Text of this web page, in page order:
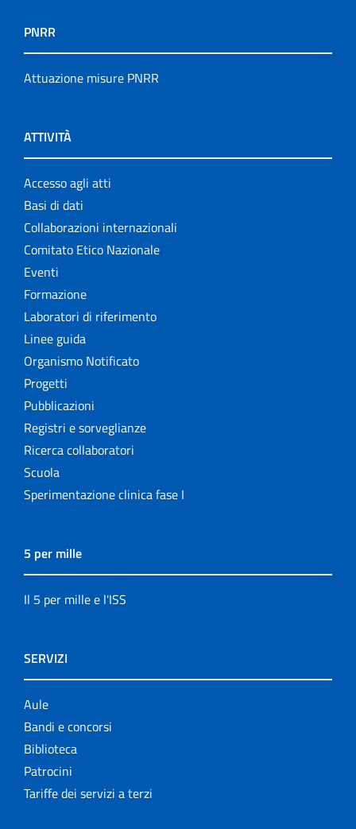
PNRR
Attuazione misure PNRR
ATTIVITÀ
Accesso agli atti
Basi di dati
Collaborazioni internazionali
Comitato Etico Nazionale
Eventi
Formazione
Laboratori di riferimento
Linee guida
Organismo Notificato
Progetti
Pubblicazioni
Registri e sorveglianze
Ricerca collaboratori
Scuola
Sperimentazione clinica fase I
5 per mille
Il 5 per mille e l'ISS
SERVIZI
Aule
Bandi e concorsi
Biblioteca
Patrocini
Tariffe dei servizi a terzi